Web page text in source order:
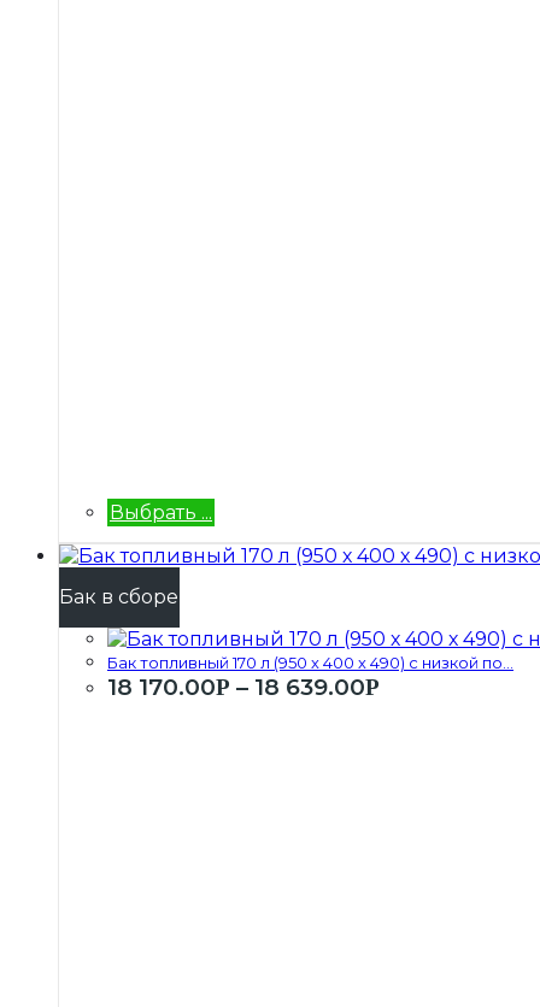
Выбрать ...
Бак в сборе
Бак топливный 170 л (950 х 400 х 490) с низкой по...
18 170.00Р – 18 639.00Р